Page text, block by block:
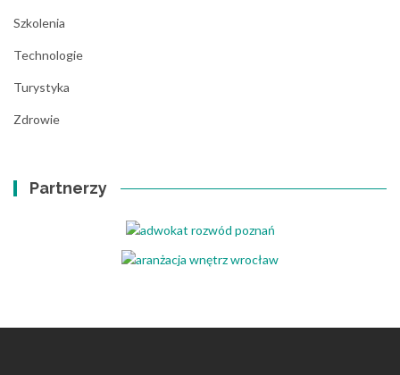
Szkolenia
Technologie
Turystyka
Zdrowie
Partnerzy